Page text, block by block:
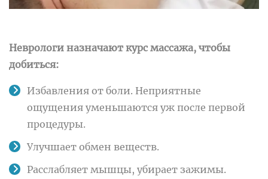
Неврологи назначают курс массажа, чтобы
добиться:
Избавления от боли. Неприятные
ощущения уменьшаются уж после первой
процедуры.
Улучшает обмен веществ.
Расслабляет мышцы, убирает зажимы.